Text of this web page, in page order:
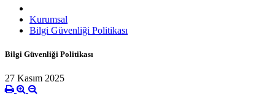
Kurumsal
Bilgi Güvenliği Politikası
Bilgi Güvenliği Politikası
27 Kasım 2025